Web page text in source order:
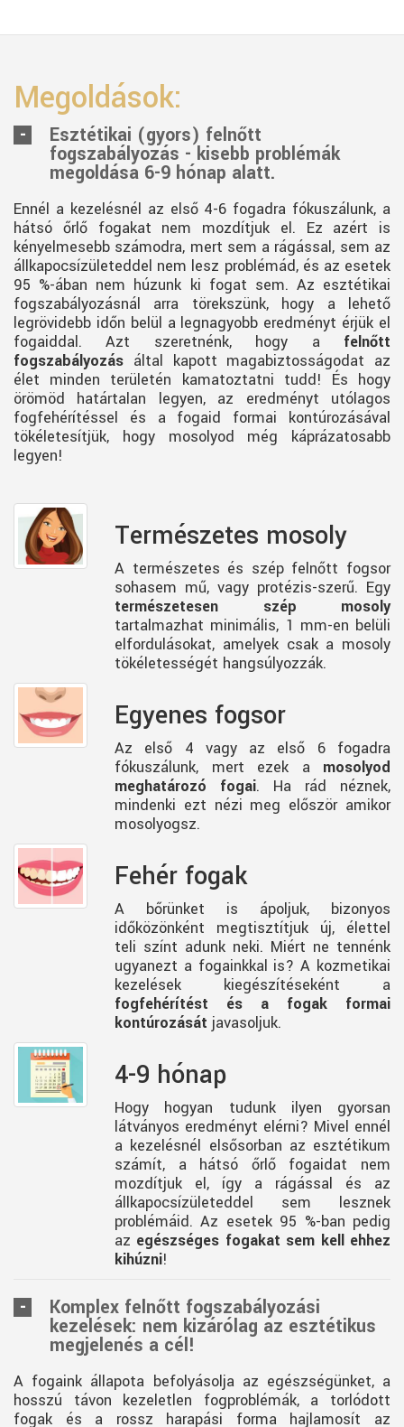
Megoldások:
Esztétikai (gyors) felnőtt
fogszabályozás - kisebb problémák
megoldása 6-9 hónap alatt.
Ennél a kezelésnél az első 4-6 fogadra fókuszálunk, a
hátsó őrlő fogakat nem mozdítjuk el. Ez azért is
kényelmesebb számodra, mert sem a rágással, sem az
állkapocsízületeddel nem lesz problémád, és az esetek
95 %-ában nem húzunk ki fogat sem. Az esztétikai
fogszabályozásnál arra törekszünk, hogy a lehető
legrövidebb időn belül a legnagyobb eredményt érjük el
fogaiddal. Azt szeretnénk, hogy a felnőtt
fogszabályozás által kapott magabiztosságodat az
élet minden területén kamatoztatni tudd! És hogy
örömöd határtalan legyen, az eredményt utólagos
fogfehérítéssel és a fogaid formai kontúrozásával
tökéletesítjük, hogy mosolyod még káprázatosabb
legyen!
Természetes mosoly
A természetes és szép felnőtt fogsor
sohasem mű, vagy protézis-szerű. Egy
természetesen szép mosoly
tartalmazhat minimális, 1 mm-en belüli
elfordulásokat, amelyek csak a mosoly
tökéletességét hangsúlyozzák.
Egyenes fogsor
Az első 4 vagy az első 6 fogadra
fókuszálunk, mert ezek a mosolyod
meghatározó fogai. Ha rád néznek,
mindenki ezt nézi meg először amikor
mosolyogsz.
Fehér fogak
A bőrünket is ápoljuk, bizonyos
időközönként megtisztítjuk új, élettel
teli színt adunk neki. Miért ne tennénk
ugyanezt a fogainkkal is? A kozmetikai
kezelések kiegészítéseként a
fogfehérítést és a fogak formai
kontúrozását javasoljuk.
4-9 hónap
Hogy hogyan tudunk ilyen gyorsan
látványos eredményt elérni? Mivel ennél
a kezelésnél elsősorban az esztétikum
számít, a hátsó őrlő fogaidat nem
mozdítjuk el, így a rágással és az
állkapocsízületeddel sem lesznek
problémáid. Az esetek 95 %-ban pedig
az egészséges fogakat sem kell ehhez
kihúzni!
Komplex felnőtt fogszabályozási
kezelések: nem kizárólag az esztétikus
megjelenés a cél!
A fogaink állapota befolyásolja az egészségünket, a
hosszú távon kezeletlen fogproblémák, a torlódott
fogak és a rossz harapási forma hajlamosít az